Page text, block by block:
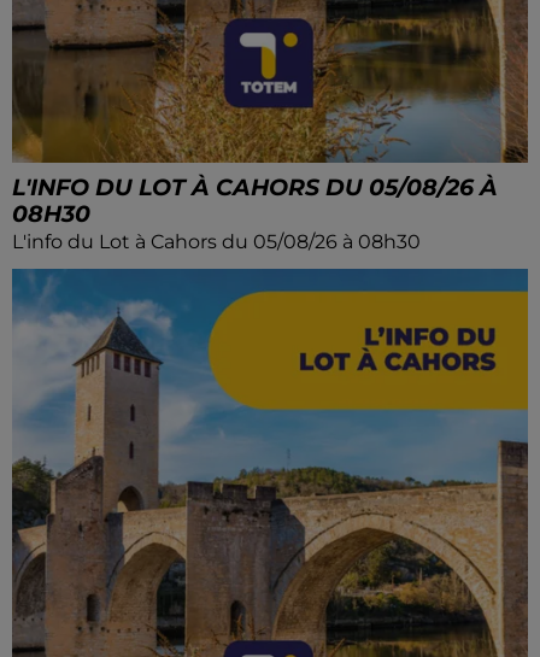
L'INFO DU LOT À CAHORS DU 05/08/26 À
08H30
L'info du Lot à Cahors du 05/08/26 à 08h30